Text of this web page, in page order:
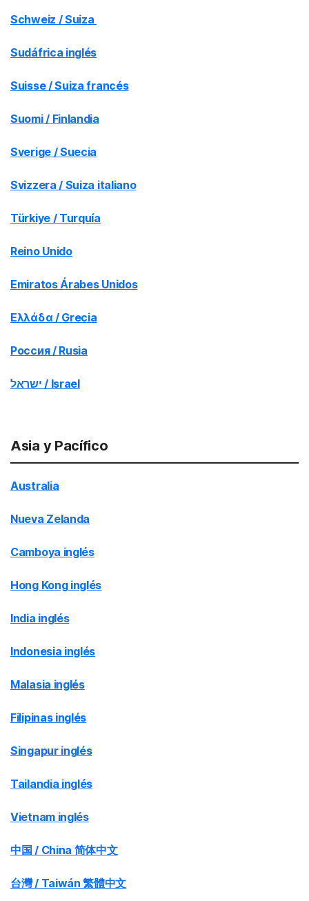
Schweiz / Suiza
Sudáfrica inglés
Suisse / Suiza francés
Suomi / Finlandia
Sverige / Suecia
Svizzera / Suiza italiano
Türkiye / Turquía
Reino Unido
Emiratos Árabes Unidos
Ελλάδα / Grecia
Россия / Rusia
ישראל / Israel
Asia y Pacífico
Australia
Nueva Zelanda
Camboya inglés
Hong Kong inglés
India inglés
Indonesia inglés
Malasia inglés
Filipinas inglés
Singapur inglés
Tailandia inglés
Vietnam inglés
中国 / China 简体中文
台灣 / Taiwán 繁體中文